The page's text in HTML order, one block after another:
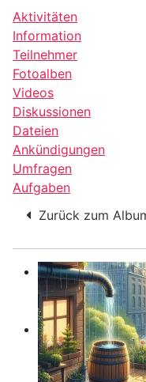
Aktivitäten
Information
Teilnehmer
Fotoalben
Videos
Diskussionen
Dateien
Ankündigungen
Umfragen
Aufgaben
Zurück zum